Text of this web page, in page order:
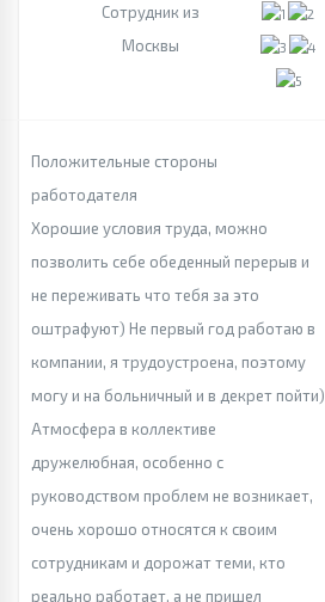
Сотрудник из
Москвы
Положительные стороны
работодателя
Хорошие условия труда, можно
позволить себе обеденный перерыв и
не переживать что тебя за это
оштрафуют) Не первый год работаю в
компании, я трудоустроена, поэтому
могу и на больничный и в декрет пойти)
Атмосфера в коллективе
дружелюбная, особенно с
руководством проблем не возникает,
очень хорошо относятся к своим
сотрудникам и дорожат теми, кто
реально работает, а не пришел